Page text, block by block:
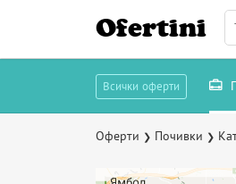
Ofertini
Всички оферти
Оферти ❯ Почивки ❯